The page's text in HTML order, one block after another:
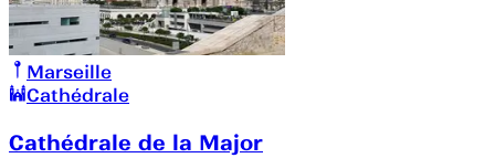
Marseille
Cathédrale
Cathédrale de la Major